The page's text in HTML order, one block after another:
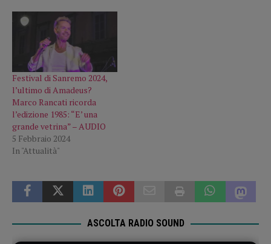
Festival di Sanremo 2024,
l’ultimo di Amadeus?
Marco Rancati ricorda
l’edizione 1985: “E’ una
grande vetrina” – AUDIO
5 Febbraio 2024
In "Attualità"
ASCOLTA RADIO SOUND